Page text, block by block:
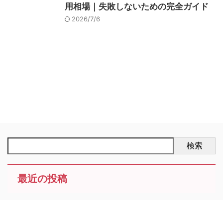
用相場｜失敗しないための完全ガイド
2026/7/6
検索
最近の投稿